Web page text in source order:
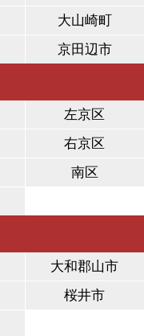
大山崎町
京田辺市
左京区
右京区
南区
大和郡山市
桜井市